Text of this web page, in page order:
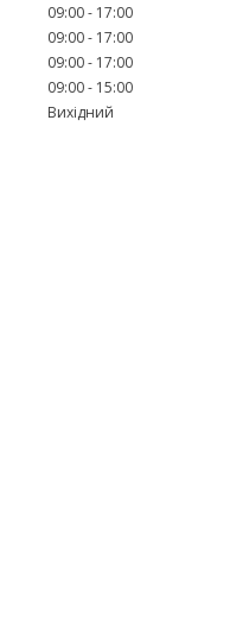
09:00
17:00
09:00
17:00
09:00
17:00
09:00
15:00
Вихідний